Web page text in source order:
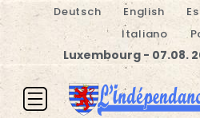
Deutsch English
Italiano
Luxembourg - 07.08.